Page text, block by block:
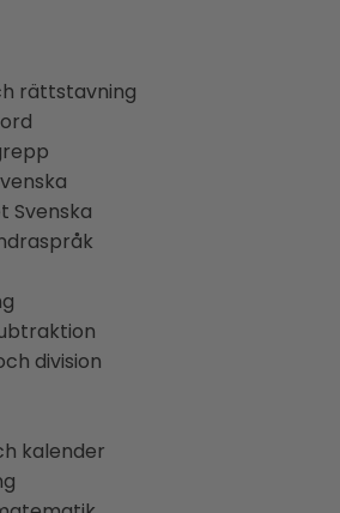
rättstavning
Svenska
division
kalender